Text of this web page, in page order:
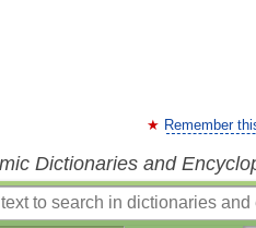
Remember
Dictionaries and